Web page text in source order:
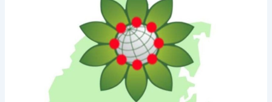
Terpercaya